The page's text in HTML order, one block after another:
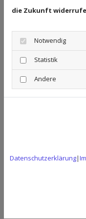
Ich habe die
die Zukunft
Notwendig
Statistik
Andere
Datenschutzerklärung|